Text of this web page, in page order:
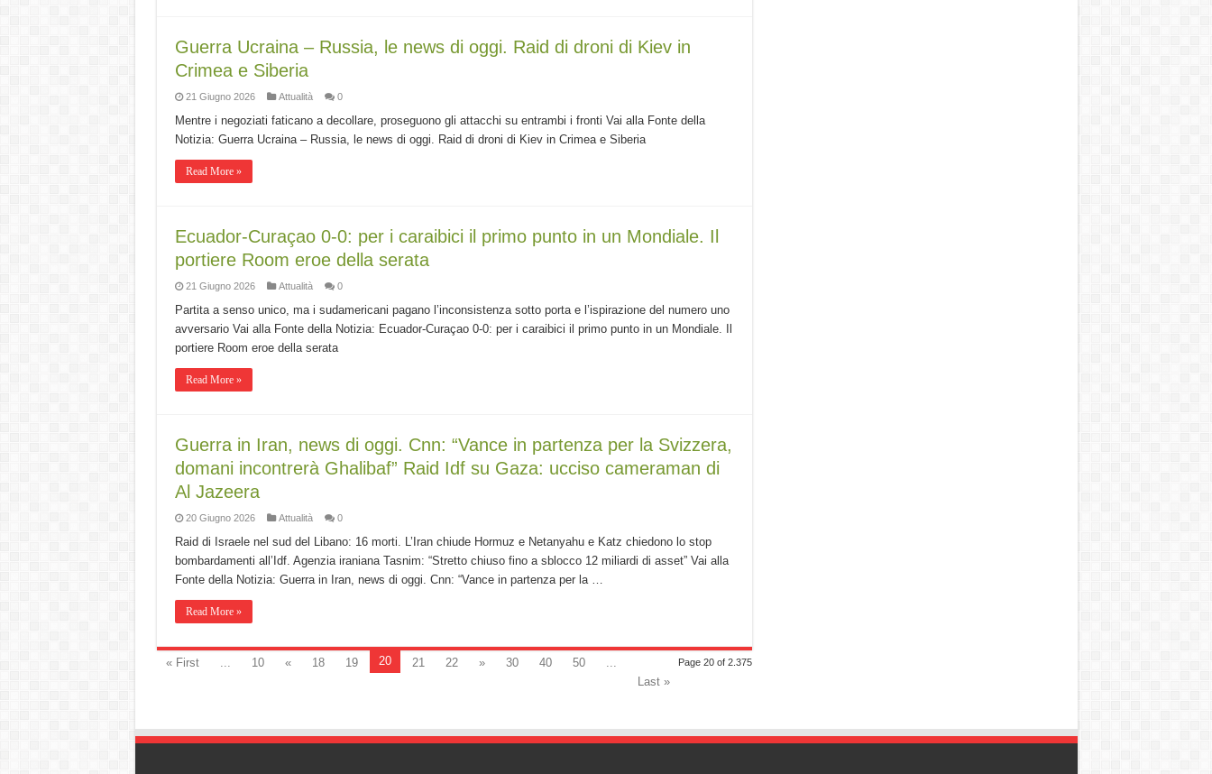
Guerra Ucraina – Russia, le news di oggi. Raid di droni di Kiev in
Crimea e Siberia
21 Giugno 2026 Attualità 0
Mentre i negoziati faticano a decollare, proseguono gli attacchi su entrambi i fronti Vai alla Fonte della
Notizia: Guerra Ucraina – Russia, le news di oggi. Raid di droni di Kiev in Crimea e Siberia
Read More »
Ecuador-Curaçao 0-0: per i caraibici il primo punto in un Mondiale. Il
portiere Room eroe della serata
21 Giugno 2026 Attualità 0
Partita a senso unico, ma i sudamericani pagano l’inconsistenza sotto porta e l’ispirazione del numero uno
avversario Vai alla Fonte della Notizia: Ecuador-Curaçao 0-0: per i caraibici il primo punto in un Mondiale. Il
portiere Room eroe della serata
Read More »
Guerra in Iran, news di oggi. Cnn: “Vance in partenza per la Svizzera,
domani incontrerà Ghalibaf” Raid Idf su Gaza: ucciso cameraman di
Al Jazeera
20 Giugno 2026 Attualità 0
Raid di Israele nel sud del Libano: 16 morti. L’Iran chiude Hormuz e Netanyahu e Katz chiedono lo stop
bombardamenti all’Idf. Agenzia iraniana Tasnim: “Stretto chiuso fino a sblocco 12 miliardi di asset” Vai alla
Fonte della Notizia: Guerra in Iran, news di oggi. Cnn: “Vance in partenza per la …
Read More »
Page 20 of 2.375
« First ... 10 « 18 19 20 21 22 » 30 40 50
...
Last »